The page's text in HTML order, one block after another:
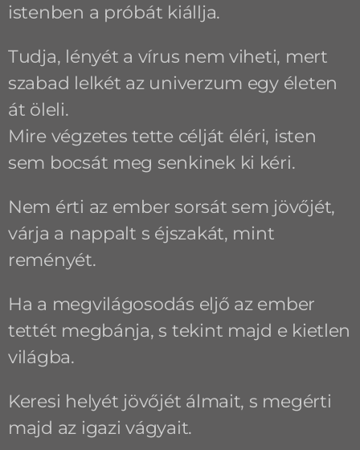
istenben a próbát kiállja.
Tudja, lényét a vírus nem viheti, mert
szabad lelkét az univerzum egy életen
át öleli.
Mire végzetes tette célját éléri, isten
sem bocsát meg senkinek ki kéri.
Nem érti az ember sorsát sem jövőjét,
várja a nappalt s éjszakát, mint
reményét.
Ha a megvilágosodás eljő az ember
tettét megbánja, s tekint majd e kietlen
világba.
Keresi helyét jövőjét álmait, s megérti
majd az igazi vágyait.